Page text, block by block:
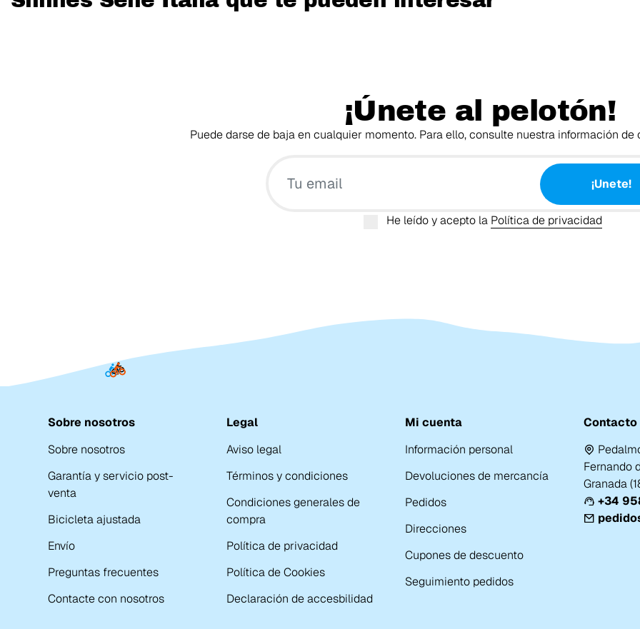
¡Únete al pelotón!
Puede darse de baja en cualquier momento. Para ello, consulte nuestra información
¡Unete!
He leído y acepto la Política de privacidad
Sobre nosotros
Sobre nosotros
Garantía y servicio post-
venta
Bicicleta ajustada
Envío
Preguntas frecuentes
Contacte con nosotros
Legal
Aviso legal
Términos y condiciones
Condiciones generales de
compra
Política de privacidad
Política de Cookies
Declaración de accesbilidad
Mi cuenta
Información personal
Devoluciones de mercancía
Pedidos
Direcciones
Cupones de descuento
Seguimiento pedidos
Contacto
Fernando
Granada
+34